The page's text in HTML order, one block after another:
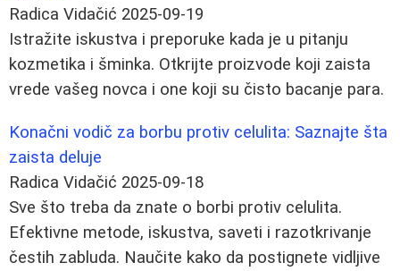
Radica Vidačić 2025-09-19
Istražite iskustva i preporuke kada je u pitanju
kozmetika i šminka. Otkrijte proizvode koji zaista
vrede vašeg novca i one koji su čisto bacanje para.
Konačni vodič za borbu protiv celulita: Saznajte šta
zaista deluje
Radica Vidačić 2025-09-18
Sve što treba da znate o borbi protiv celulita.
Efektivne metode, iskustva, saveti i razotkrivanje
čestih zabluda. Naučite kako da postignete vidljive